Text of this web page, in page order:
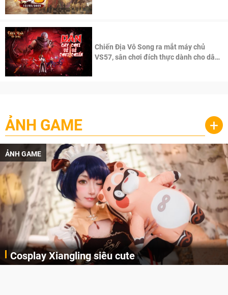
Chiến Địa Vô Song ra mắt máy chủ
VS57, sân chơi đích thực dành cho dân
ẢNH GAME +
ẢNH GAME
Cosplay Xiangling siêu cute